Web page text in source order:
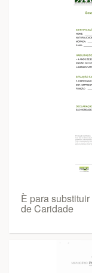
È para
de Caridade